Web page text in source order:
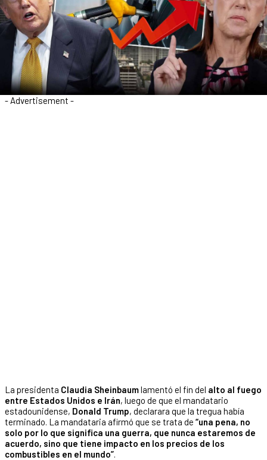
- Advertisement -
La presidenta Claudia Sheinbaumlamentó el fin del alto al fuego
entre Estados Unidos e Irán, luego de que el mandatario
estadounidense, Donald Trump, declarara que la tregua había
terminado. La mandataria afirmó que se trata de “una pena, no
solo por lo que significa una guerra, que nunca estaremos de
acuerdo, sino que tiene impacto en los precios de los
combustibles en el mundo”.